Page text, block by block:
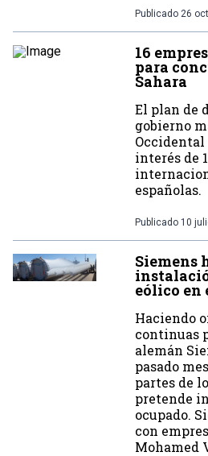
Publicado 26
16
para
Sahara
El plan de
gobierno
Occidental
interés de
españolas.
Publicado 10
Siemens
eólico en
Haciendo
continuas
alemán
pasado
partes de
pretende
ocupado.
con
Mohamed